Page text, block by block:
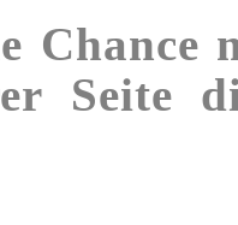
Chance
Seite